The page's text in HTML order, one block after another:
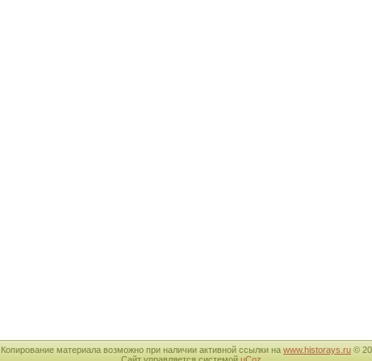
Копирование материала возможно при наличии активной ссылки на www.historays.ru ©